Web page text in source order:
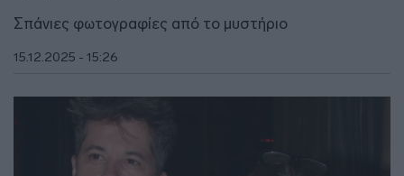
Σπάνιες φωτογραφίες από το μυστήριο
15.12.2025 - 15:26